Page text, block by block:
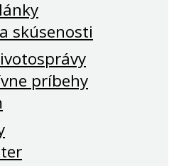
skúsenosti
príbehy